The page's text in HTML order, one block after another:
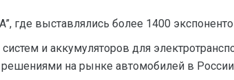
где выставлялись более 1400
и аккумуляторов для
решениями на рынке автомобилей в